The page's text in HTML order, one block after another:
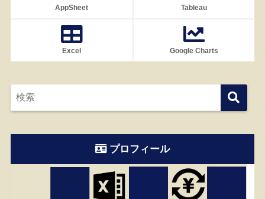
AppSheet Tableau
Excel Google Charts
プロフィール